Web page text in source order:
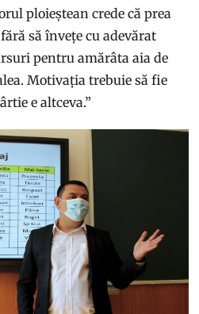
ploieștean crede că prea
să învețe cu adevărat
pentru amărâta aia de
Motivația trebuie să fie
e altceva.”